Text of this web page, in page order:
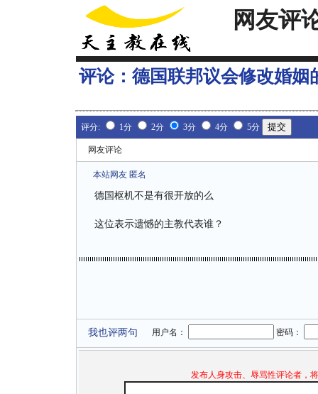
网友评
评论： 德国联邦议会修改婚姻
评分: 1分 2分 3分 4分 5分
网友评论
本站网友 匿名
德国枢机不是有很开放的么
这位表示遗憾的主教代表谁？
我也评两句 用户名： 密码：
发布人身攻击、辱骂性评论者，